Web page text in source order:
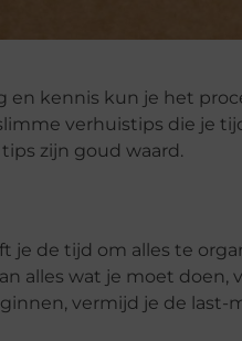
en kennis kun je het
verhuistips die je
zijn goud waard.
je de tijd om alles te
alles wat je moet doen,
vermijd je de last-